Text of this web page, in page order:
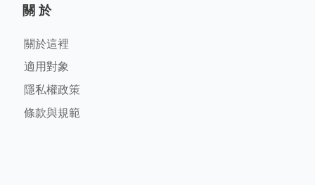
關於
關於這裡
適用對象
隱私權政策
條款與規範